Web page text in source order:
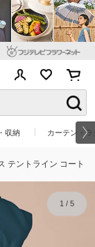
収納 カーテン・
テントライン コート
1/ 5